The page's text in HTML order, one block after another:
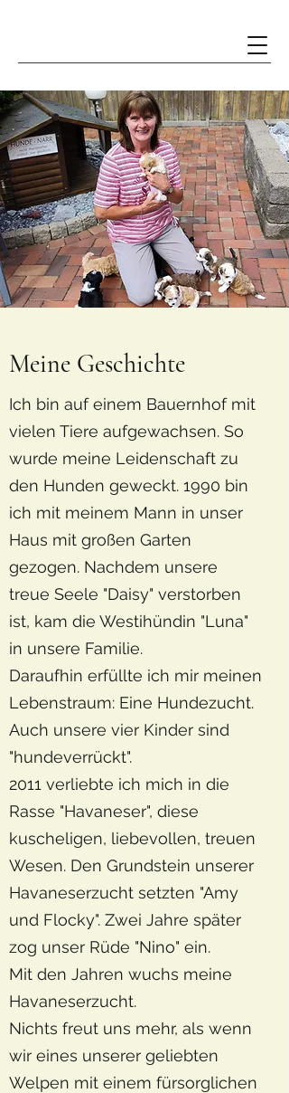
Meine Geschichte
Ich bin auf einem Bauernhof mit
vielen Tiere aufgewachsen. So
wurde meine Leidenschaft zu
den Hunden geweckt. 1990 bin
ich mit meinem Mann in unser
Haus mit großen Garten
gezogen. Nachdem unsere
treue Seele "Daisy" verstorben
ist, kam die Westihündin "Luna"
in unsere Familie.
Daraufhin erfüllte ich mir meinen
Lebenstraum: Eine Hundezucht.
Auch unsere vier Kinder sind
"hundeverrückt".
2011 verliebte ich mich in die
Rasse "Havaneser", diese
kuscheligen, liebevollen, treuen
Wesen. Den Grundstein unserer
Havaneserzucht setzten "Amy
und Flocky". Zwei Jahre später
zog unser Rüde "Nino" ein.
Mit den Jahren wuchs meine
Havaneserzucht.
Nichts freut uns mehr, als wenn
wir eines unserer geliebten
Welpen mit einem fürsorglichen